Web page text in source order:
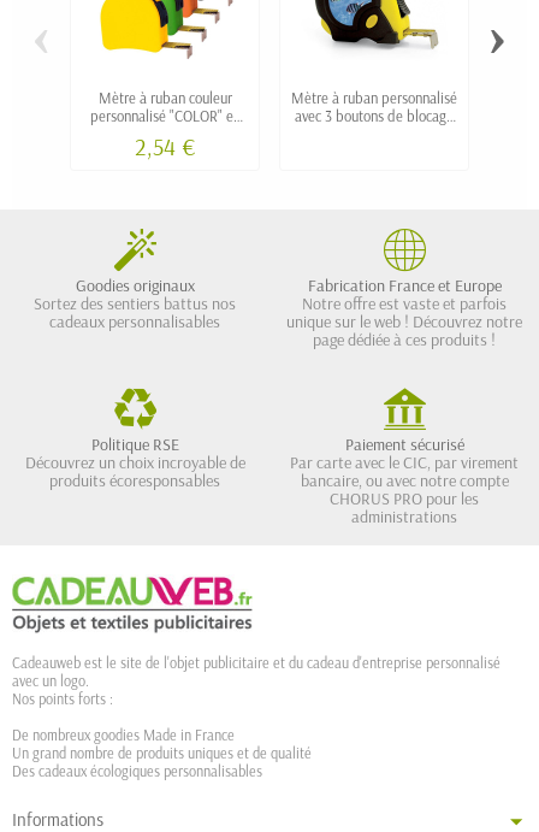
Mètre à ruban couleur
personnalisé "COLOR" en
2,54 €
Mètre à ruban personnalisé
avec 3 boutons de blocage
‹ ›
Goodies originaux
Sortez des sentiers battus nos
cadeaux personnalisables
Fabrication France et Europe
Notre offre est vaste et parfois
unique sur le web ! Découvrez notre
page dédiée à ces produits !
Politique RSE
Découvrez un choix incroyable de
produits écoresponsables
Paiement sécurisé
Par carte avec le CIC, par virement
bancaire, ou avec notre compte
CHORUS PRO pour les
administrations
Cadeauweb est le site de l'objet publicitaire et du cadeau d'entreprise personnalisé
avec un logo.
Nos points forts :
De nombreux goodies Made in France
Un grand nombre de produits uniques et de qualité
Des cadeaux écologiques personnalisables
Informations